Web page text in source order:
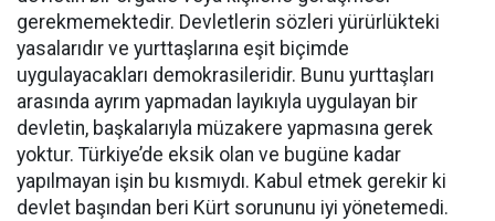
gerekmemektedir. Devletlerin sözleri yürürlükteki
yasalarıdır ve yurttaşlarına eşit biçimde
uygulayacakları demokrasileridir. Bunu yurttaşları
arasında ayrım yapmadan layıkıyla uygulayan bir
devletin, başkalarıyla müzakere yapmasına gerek
yoktur. Türkiye’de eksik olan ve bugüne kadar
yapılmayan işin bu kısmıydı. Kabul etmek gerekir ki
devlet başından beri Kürt sorununu iyi yönetemedi.